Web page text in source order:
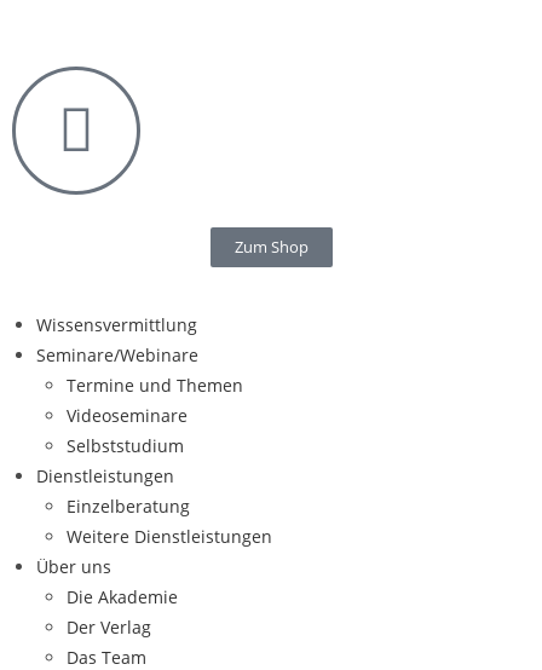
Zum Shop
Wissensvermittlung
Seminare/Webinare
Termine und Themen
Videoseminare
Selbststudium
Dienstleistungen
Einzelberatung
Weitere Dienstleistungen
Über uns
Die Akademie
Der Verlag
Das Team